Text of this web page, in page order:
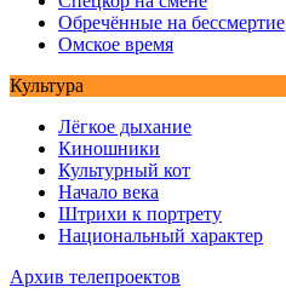
Обречённые на бессмертие
Омское время
Культура
Лёгкое дыхание
Киношники
Культурный кот
Начало века
Штрихи к портрету
Национальный характер
Архив телепроектов